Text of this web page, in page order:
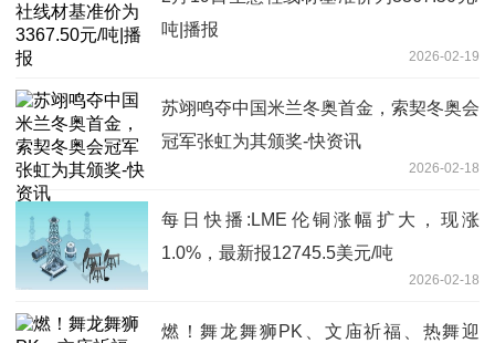
吨|播报
2026-02-19
苏翊鸣夺中国米兰冬奥首金，索契冬奥会
冠军张虹为其颁奖-快资讯
2026-02-18
每日快播:LME伦铜涨幅扩大，现涨
1.0%，最新报12745.5美元/吨
2026-02-18
燃！舞龙舞狮PK、文庙祈福、热舞迎